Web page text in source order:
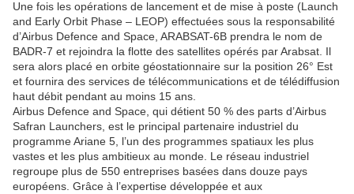
Une fois les opérations de lancement et de mise à poste (Launch
and Early Orbit Phase – LEOP) effectuées sous la responsabilité
d’Airbus Defence and Space, ARABSAT-6B prendra le nom de
BADR-7 et rejoindra la flotte des satellites opérés par Arabsat. Il
sera alors placé en orbite géostationnaire sur la position 26° Est
et fournira des services de télécommunications et de télédiffusion
haut débit pendant au moins 15 ans.
Airbus Defence and Space, qui détient 50 % des parts d’Airbus
Safran Launchers, est le principal partenaire industriel du
programme Ariane 5, l’un des programmes spatiaux les plus
vastes et les plus ambitieux au monde. Le réseau industriel
regroupe plus de 550 entreprises basées dans douze pays
européens. Grâce à l’expertise développée et aux